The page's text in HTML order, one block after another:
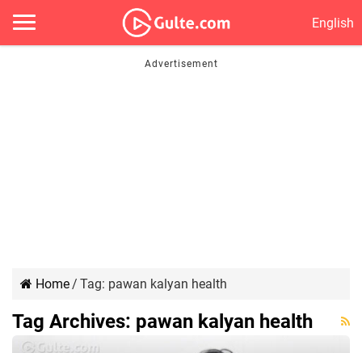
English
Home/ Tag: pawan kalyan health
Tag Archives: pawan kalyan health